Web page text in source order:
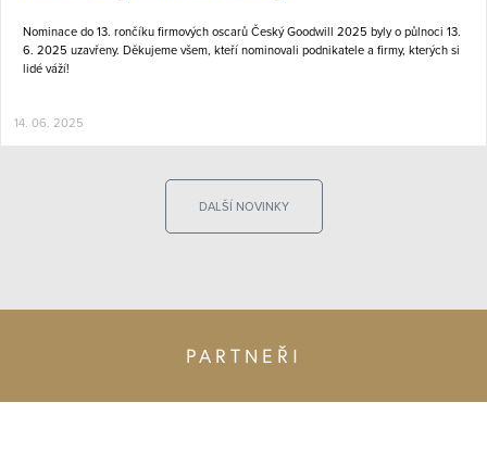
Nominace do 13. rončíku firmových oscarů Český Goodwill 2025 byly o půlnoci 13.
6. 2025 uzavřeny. Děkujeme všem, kteří nominovali podnikatele a firmy, kterých si
lidé váží!
14. 06. 2025
DALŠÍ NOVINKY
PARTNEŘI